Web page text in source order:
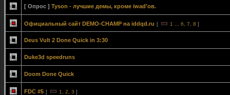
[ Опрос ] Tyson - лучшие демы, кроме iwad'ов.
Официальный сайт DEMO-CHAMP на iddqd.ru [ 1 6 7 8 ]
Deus Vult 2 Done Quick in 3:30
Duke3d speedruns
Doom Done Quick
FDC #5 [ 1 2 3 ]